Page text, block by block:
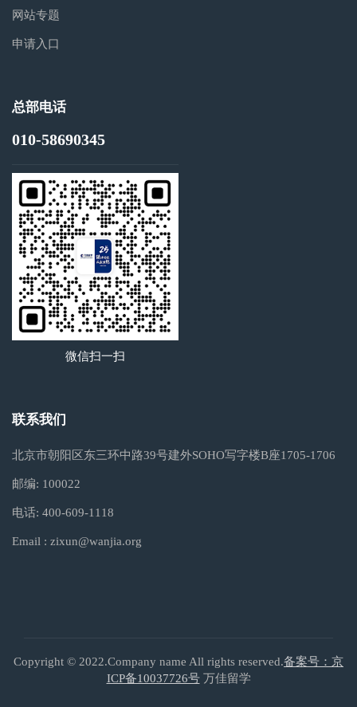
网站专题
申请入口
总部电话
010-58690345
微信扫一扫
联系我们
北京市朝阳区东三环中路39号建外SOHO写字楼B座1705-1706
邮编: 100022
电话: 400-609-1118
Email : zixun@wanjia.org
Copyright © 2022.Company name All rights reserved.备案号：京
ICP备10037726号万佳留学